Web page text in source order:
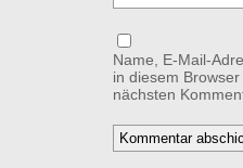
Name, E-Mail-
in diesem
nächsten